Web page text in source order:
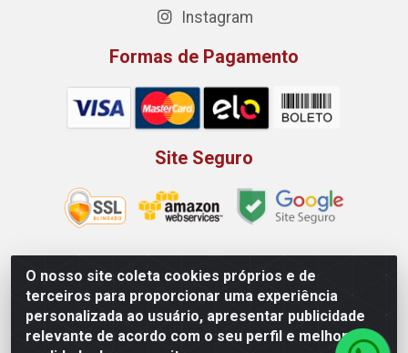
O nosso site coleta cookies próprios e de
terceiros para proporcionar uma experiência
personalizada ao usuário, apresentar publicidade
relevante de acordo com o seu perfil e melhorar a
Instagram
Formas de Pagamento
Site Seguro
Rio Vermelho Distribuição de Alimentos LTDA - Rodovia BR,
153, KM 52 N 00 QD 00 LT 16 - Bairro Jardim Eldorado,
Anápolis/GO - CEP 75.045-190 - CNPJ 10.912.900/0002-40